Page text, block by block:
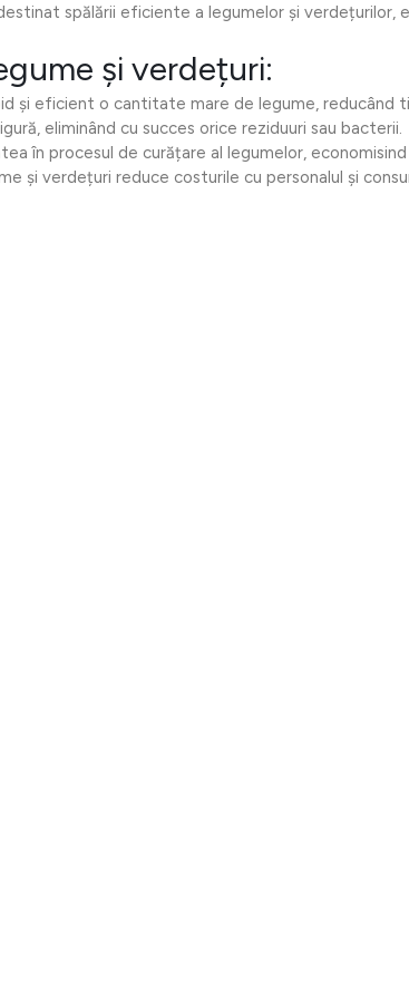
spălării eficiente a legumelor și verdețurilor,
și verdețuri:
și eficient o cantitate mare de legume, reducând
eliminând cu succes orice reziduuri sau bacterii.
în procesul de curățare al legumelor,
și verdețuri reduce costurile cu personalul și